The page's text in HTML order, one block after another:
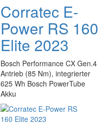
Corratec E-
Power RS 160
Elite 2023
Bosch Performance CX Gen.4
Antrieb (85 Nm), integrierter
625 Wh Bosch PowerTube
Akku